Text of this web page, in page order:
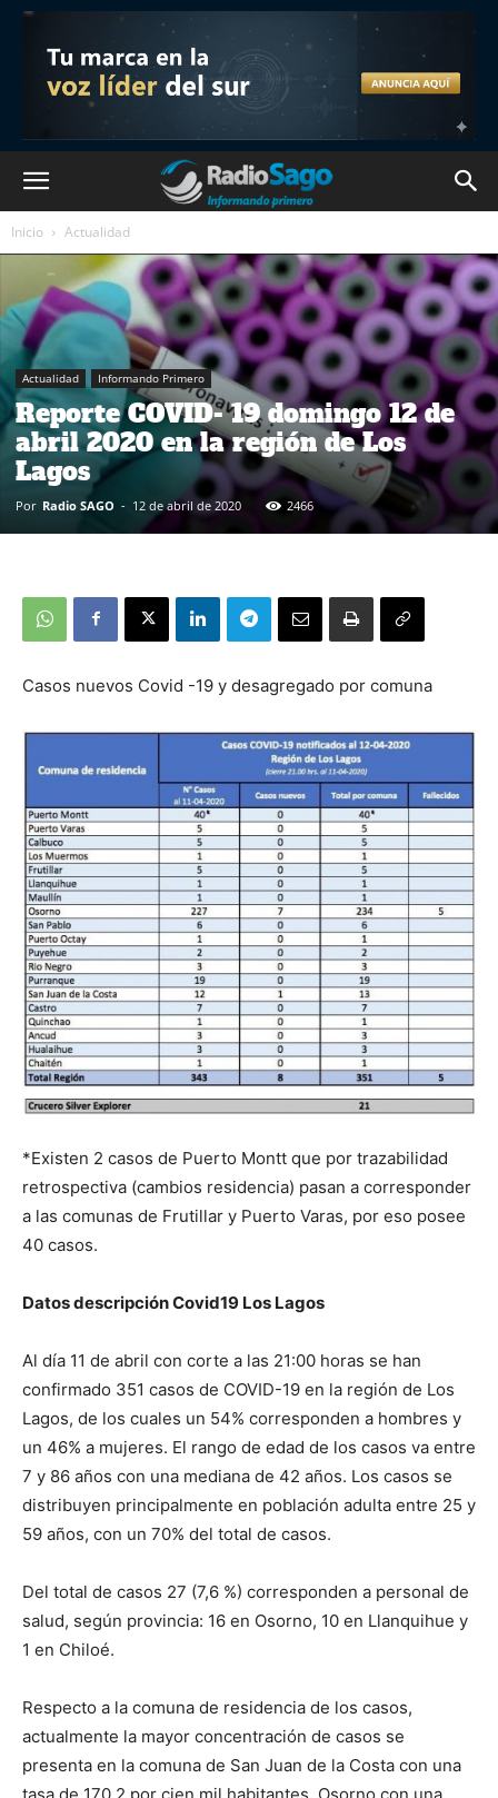
Inicio Actualidad
Actualidad Informando Primero
Reporte COVID- 19 domingo 12 de
abril 2020 en la región de Los
Lagos
Por Radio SAGO - 12 de abril de 2020 2466
Casos nuevos Covid -19 y desagregado por comuna
*Existen 2 casos de Puerto Montt que por trazabilidad
retrospectiva (cambios residencia) pasan a corresponder
a las comunas de Frutillar y Puerto Varas, por eso posee
40 casos.
Datos descripción Covid19 Los Lagos
Al día 11 de abril con corte a las 21:00 horas se han
confirmado 351 casos de COVID-19 en la región de Los
Lagos, de los cuales un 54% corresponden a hombres y
un 46% a mujeres. El rango de edad de los casos va entre
7 y 86 años con una mediana de 42 años. Los casos se
distribuyen principalmente en población adulta entre 25 y
59 años, con un 70% del total de casos.
Del total de casos 27 (7,6 %) corresponden a personal de
salud, según provincia: 16 en Osorno, 10 en Llanquihue y
1 en Chiloé.
Respecto a la comuna de residencia de los casos,
actualmente la mayor concentración de casos se
presenta en la comuna de San Juan de la Costa con una
tasa de 170.2 por cien mil habitantes, Osorno con una